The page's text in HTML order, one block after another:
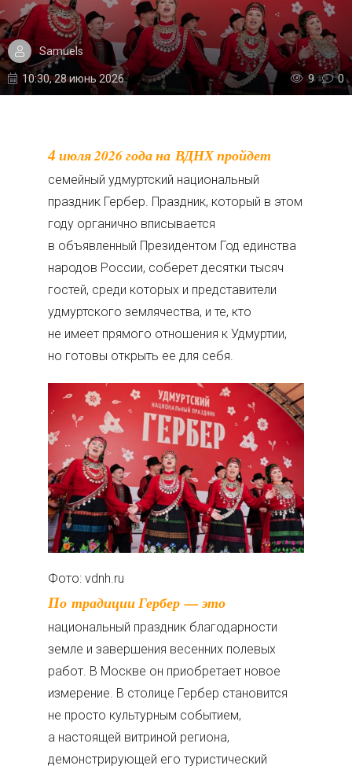
Samuels
10:30, 28 июнь 2026 9 0
4 июля 2026 года на ВДНХ пройдет
семейный удмуртский национальный
праздник Гербер. Праздник, который в этом
году органично вписывается
в объявленный Президентом Год единства
народов России, соберет десятки тысяч
гостей, среди которых и представители
удмуртского землячества, и те, кто
не имеет прямого отношения к Удмуртии,
но готовы открыть ее для себя.
Фото: vdnh.ru
По традиции Гербер — это
национальный праздник благодарности
земле и завершения весенних полевых
работ. В Москве он приобретает новое
измерение. В столице Гербер становится
не просто культурным событием,
а настоящей витриной региона,
демонстрирующей его туристический